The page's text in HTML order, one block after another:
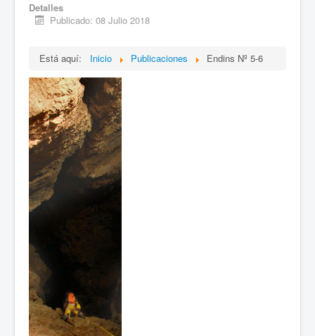
Detalles
Publicado: 08 Julio 2018
Está aquí: Inicio Publicaciones Endins Nº 5-6